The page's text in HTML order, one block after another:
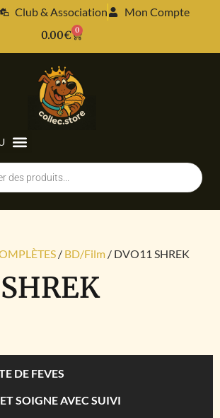
Club & Association
Mon Compte
0.00€ 0
/ BD/Film / DVO11 SHREK
DE FEVES
SOIGNE AVEC SUIVI